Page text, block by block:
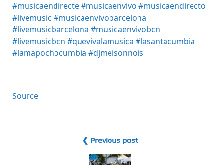
#musicaendirecte#musicaenvivo #musicaendirecto
#livemusic #musicaenvivobarcelona
#livemusicbarcelona #musicaenvivobcn
#livemusicbcn #quevivalamusica #lasantacumbia
#lamapochocumbia #djmeisonnois
Source
❮ Previous post